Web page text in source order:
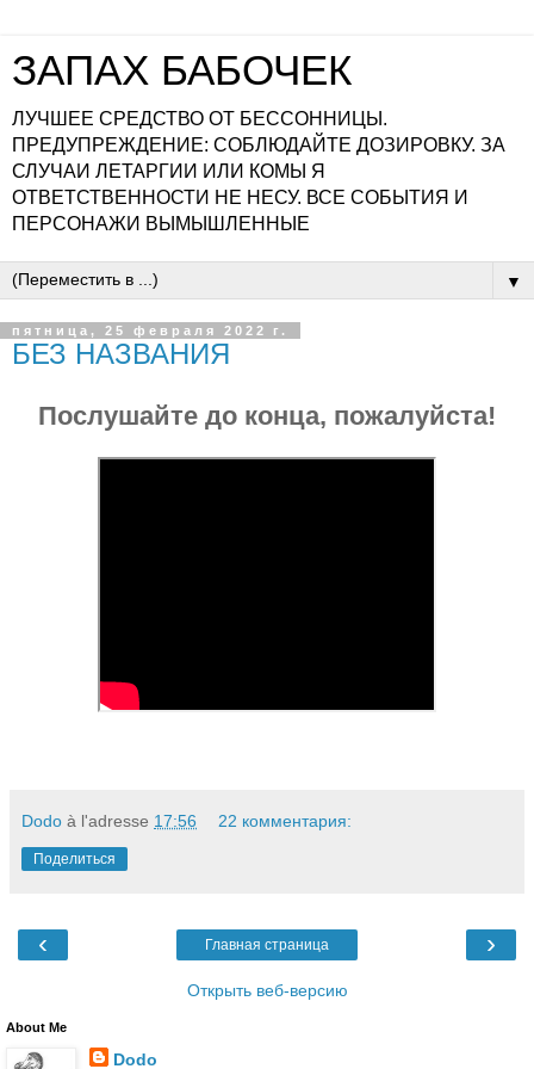
ЗАПАХ БАБОЧЕК
ЛУЧШЕЕ СРЕДСТВО ОТ БЕССОННИЦЫ.
ПРЕДУПРЕЖДЕНИЕ: СОБЛЮДАЙТЕ ДОЗИРОВКУ. ЗА
СЛУЧАИ ЛЕТАРГИИ ИЛИ КОМЫ Я
ОТВЕТСТВЕННОСТИ НЕ НЕСУ. ВСЕ СОБЫТИЯ И
ПЕРСОНАЖИ ВЫМЫШЛЕННЫЕ
▼
пятница, 25 февраля 2022 г.
БЕЗ НАЗВАНИЯ
Послушайте до конца, пожалуйста!
Dodo à l'adresse 17:56 22 комментария:
Поделиться
‹ ›
Главная страница
Открыть веб-версию
About Me
Dodo